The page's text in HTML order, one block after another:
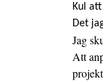
Kul
Det
Jag
Att